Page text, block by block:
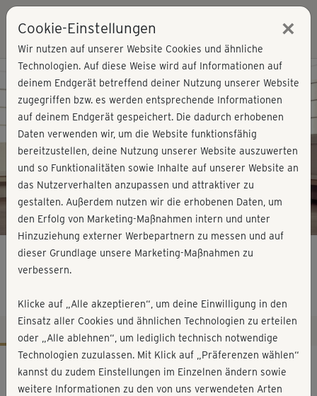
Play
Video
Kursvorschau - Jetzt mitmachen!
Ganzkörperfitness 3 - komplett
Workout-Facts
leicht
Cookie-Einstellungen ×
Wir nutzen auf unserer Website Cookies und ähnliche
Technologien. Auf diese Weise wird auf Informationen auf
deinem Endgerät betreffend deiner Nutzung unserer Website
zugegriffen bzw. es werden entsprechende Informationen
auf deinem Endgerät gespeichert. Die dadurch erhobenen
Daten verwenden wir, um die Website funktionsfähig
bereitzustellen, deine Nutzung unserer Website auszuwerten
und so Funktionalitäten sowie Inhalte auf unserer Website an
das Nutzerverhalten anzupassen und attraktiver zu
gestalten. Außerdem nutzen wir die erhobenen Daten, um
den Erfolg von Marketing-Maßnahmen intern und unter
Hinzuziehung externer Werbepartnern zu messen und auf
dieser Grundlage unsere Marketing-Maßnahmen zu
verbessern.
Klicke auf „Alle akzeptieren“, um deine Einwilligung in den
Einsatz aller Cookies und ähnlichen Technologien zu erteilen
oder „Alle ablehnen“, um lediglich technisch notwendige
Technologien zuzulassen. Mit Klick auf „Präferenzen wählen“
kannst du zudem Einstellungen im Einzelnen ändern sowie
weitere Informationen zu den von uns verwendeten Arten